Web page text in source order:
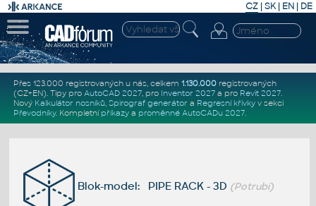
CZ | SK| EN | DE
Přes 123.000 registrovaných u nás, celkem 1.130.000registrovaných
(CZ+EN). Tipy pro AutoCAD 2027, pro Inventor 2027a pro Revit 2027.
Nový Kalkulátor nosníků, Spirograf generátor a Regresní křivkyv sekci
Převodníky. Kompletní příkazya proměnné AutoCADu 2027.
Blok-model: PIPE RACK - 3D (Potrubí)